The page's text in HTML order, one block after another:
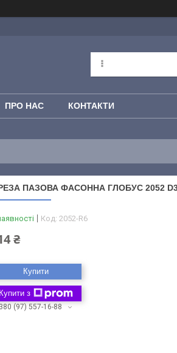
ПРО НАС КОНТАКТИ
ПАЗОВА ФАСОННА ГЛОБУС 2052
Код: 2052-R6
₴
Купити
Купити з
(97) 557-16-88